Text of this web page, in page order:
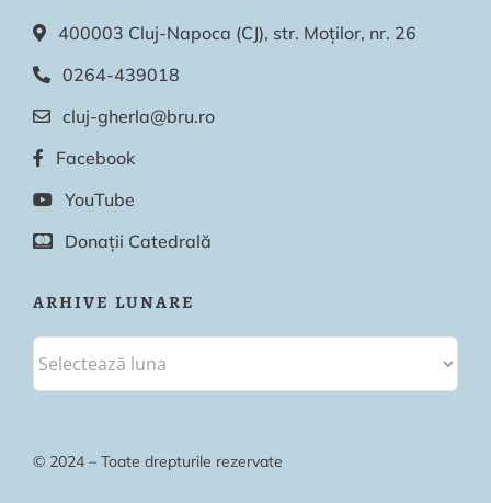
400003 Cluj-Napoca (CJ), str. Moților, nr. 26
0264-439018
cluj-gherla@bru.ro
Facebook
YouTube
Donații Catedrală
ARHIVE LUNARE
© 2024 – Toate drepturile rezervate